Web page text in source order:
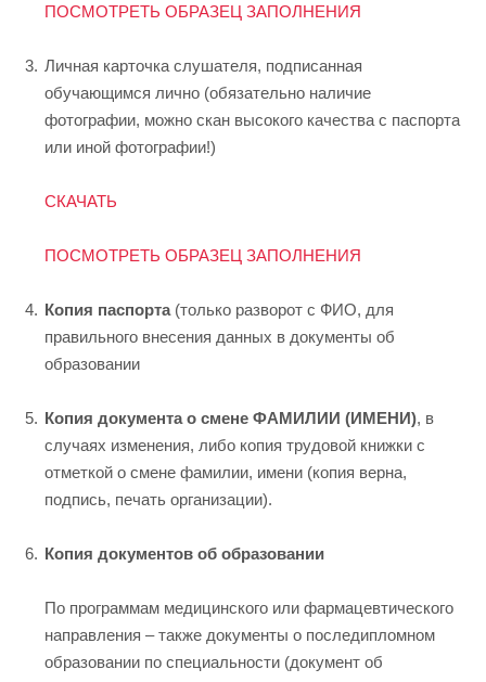
ПОСМОТРЕТЬ ОБРАЗЕЦ ЗАПОЛНЕНИЯ
Личная карточка слушателя, подписанная
обучающимся лично (обязательно наличие
фотографии, можно скан высокого качества с паспорта
или иной фотографии!)
СКАЧАТЬ
ПОСМОТРЕТЬ ОБРАЗЕЦ ЗАПОЛНЕНИЯ
Копия паспорта(только разворот с ФИО, для
правильного внесения данных в документы об
образовании
Копия документа о смене ФАМИЛИИ (ИМЕНИ), в
случаях изменения, либо копия трудовой книжки с
отметкой о смене фамилии, имени (копия верна,
подпись, печать организации).
Копия документов об образовании
По программам медицинского или фармацевтического
направления – также документы о последипломном
образовании по специальности (документ об